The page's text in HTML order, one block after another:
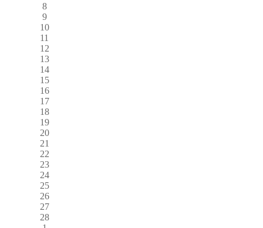
8
9
10
11
12
13
14
15
16
17
18
19
20
21
22
23
24
25
26
27
28